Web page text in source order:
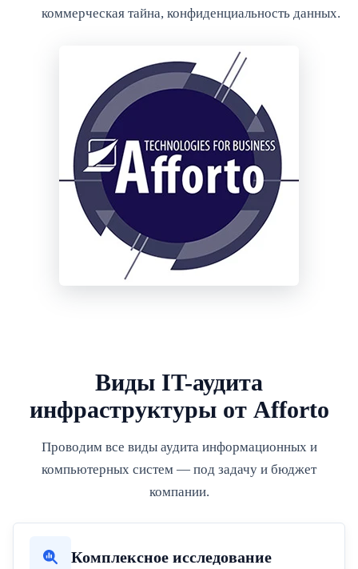
коммерческая тайна, конфиденциальность данных.
Виды IT-аудита
инфраструктуры от Afforto
Проводим все виды аудита информационных и
компьютерных систем — под задачу и бюджет
компании.
Комплексное исследование